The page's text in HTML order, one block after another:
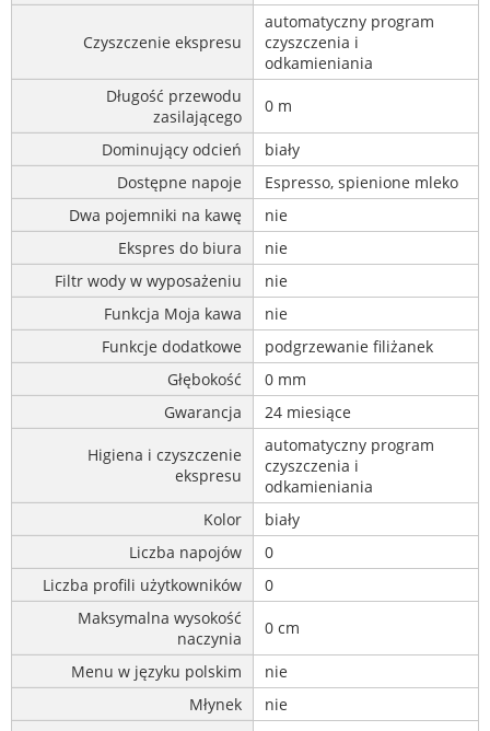
Czyszczenie ekspresu
automatyczny program
czyszczenia i
odkamieniania
Długość przewodu
zasilającego
0 m
Dominujący odcień
biały
Dostępne napoje
Espresso, spienione mleko
Dwa pojemniki na kawę
nie
Ekspres do biura
nie
Filtr wody w wyposażeniu
nie
Funkcja Moja kawa
nie
Funkcje dodatkowe
podgrzewanie filiżanek
Głębokość
0 mm
Gwarancja
24 miesiące
Higiena i czyszczenie
ekspresu
automatyczny program
czyszczenia i
odkamieniania
Kolor
biały
Liczba napojów
0
Liczba profili użytkowników
0
Maksymalna wysokość
naczynia
0 cm
Menu w języku polskim
nie
Młynek
nie